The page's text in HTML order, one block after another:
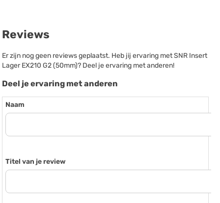
Reviews
Er zijn nog geen reviews geplaatst. Heb jij ervaring met SNR Insert
Lager EX210 G2 (50mm)? Deel je ervaring met anderen!
Deel je ervaring met anderen
Naam
Titel van je review